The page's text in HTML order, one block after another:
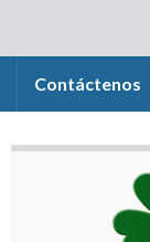
Contáctenos